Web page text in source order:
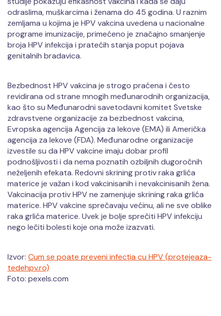
odraslima, muškarcima i ženama do 45 godina. U raznim
zemljama u kojima je HPV vakcina uvedena u nacionalne
programe imunizacije, primećeno je značajno smanjenje
broja HPV infekcija i pratećih stanja poput pojava
genitalnih bradavica.
Bezbednost HPV vakcina je strogo praćena i često
revidirana od strane mnogih međunarodnih organizacija,
kao što su Međunarodni savetodavni komitet Svetske
zdravstvene organizacije za bezbednost vakcina,
Evropska agencija Agencija za lekove (EMA) ili Američka
agencija za lekove (FDA). Međunarodne organizacije
izvestile su da HPV vakcine imaju dobar profil
podnošljivosti i da nema poznatih ozbiljnih dugoročnih
neželjenih efekata. Redovni skrining protiv raka grlića
materice je važan i kod vakcinisanih i nevakcinisanih žena.
Vakcinacija protiv HPV ne zamenjuje skrining raka grlića
materice. HPV vakcine sprečavaju većinu, ali ne sve oblike
raka grlića materice. Uvek je bolje sprečiti HPV infekciju
nego lečiti bolesti koje ona može izazvati.
Izvor: Cum se poate preveni infecția cu HPV (protejeaza-
tedehpv.ro)
Foto: pexels.com